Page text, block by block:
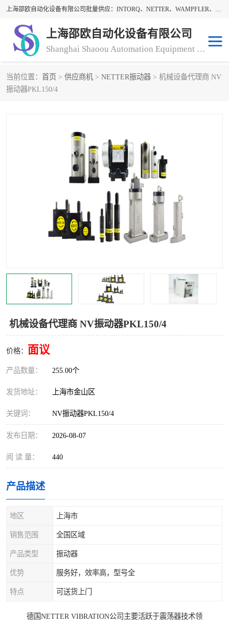
上海邵欧自动化设备有限公司批量供应：INTORQ、NETTER、WAMPFLER、WARNER、WICHITA、三菱离合器、warner离合器、NETTER振动器、WAMPFLER滑触线。上海邵欧自动化设备有限公司提供创新技术与产品解决方案，让客户享有高性价比，优质的产品和服务，我们坚持以持续技术和服务创新为客户不断创造价值。欢迎来电咨询！
上海邵欧自动化设备有限公司
Shanghai Shaoou Automation Equipment Co., Ltd
当前位置： 首页 > 供应商机 > NETTER振动器 > 机械设备代理商 NV
振动器PKL150/4
机械设备代理商 NV振动器PKL150/4
价格： 面议
产品数量： 255.00个
发货地址： 上海市金山区
关键词： NV振动器PKL150/4
发布日期： 2026-08-07
阅 读 量： 440
产品描述
地区 上海市
销售范围 全国区域
产品类型 振动器
优势 服务好，效率高，型号全
特点 可送货上门
德国NETTER VIBRATION公司主要活跃于震荡器技术领
warner离合器
三菱离合器
DAYTON
carlson制动器
MACH III离合器 CLEVELAND
Magnetic制动器 STEARNS制动器
WICHITA Cleveland 张力控制器
Warner Linear